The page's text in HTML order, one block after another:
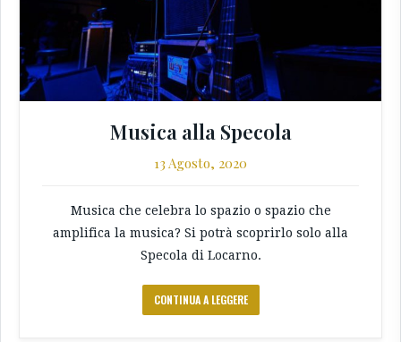
Musica alla Specola
13 Agosto, 2020
Musica che celebra lo spazio o spazio che
amplifica la musica? Si potrà scoprirlo solo alla
Specola di Locarno.
CONTINUA A LEGGERE